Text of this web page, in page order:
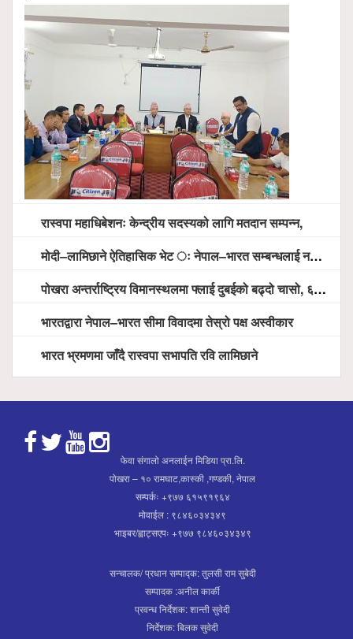
रास्वपा महाधिबेशनः केन्द्रीय सदस्यको लागि मतदान सम्पन्न,
मोदी–लामिछाने ऐतिहासिक भेट ः नेपाल–भारत सम्बन्धलाई नयाँ उचाइमा पु¥याउने साझा प्रतिबद्धता
पोखरा अन्तर्राष्ट्रिय विमानस्थलमा फ्लाई दुबईको बढ्दो चासो, ६ घण्टा लामो प्राविधिक निरीक्षणपछि दैनिक उडानको ढोका खुल्दै
भारतद्वारा नेपाल–भारत सीमा विवादमा तेस्रो पक्ष अस्वीकार
भारत भ्रमणमा जाँदै रास्वपा सभापति रवि लामिछाने
फेवा संगालो अनलाईन मिडिया प्रा.लि.
पोखरा – १० रामघाट,कास्की ,गण्डकी, नेपाल
सम्पर्कः +९७७ ६१५९१९६४
मोवाईल : ९८४६०३४३४९
भाइबर/ह्वाट्सएपः +९७७ ९८४६०३४३४९
सन्चालक/ प्रधान सम्पाद्क: तुलसी राम सुबेदी
सम्पादक :अनील कार्की
प्रवन्ध निर्देशक: शान्ती सुवेदी
निर्देशक: बिलक सुवेदी